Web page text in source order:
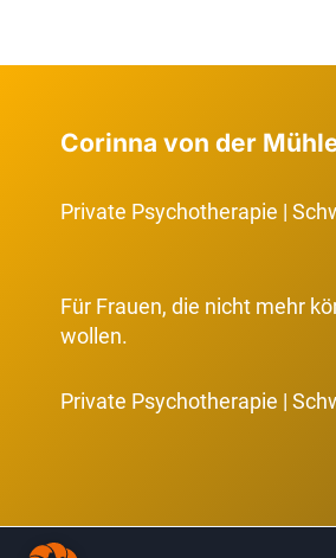
–
MICH
Corinna von der
Private Psychotherapie |
Für Frauen, die nicht mehr
wollen.
Private Psychotherapie |